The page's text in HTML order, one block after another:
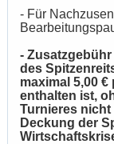
- Für
- Zusatzgebühr
des
maximal 5,00
enthalten ist,
Turnieres
Deckung der